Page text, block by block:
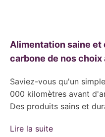
Alimentation saine et
carbone de nos
Saviez-vous qu'un
000 kilomètres avant
Des produits sains et
Lire la suite